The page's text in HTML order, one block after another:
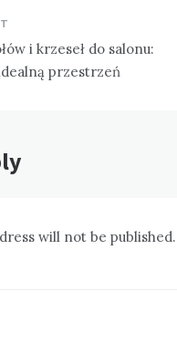
i krzeseł do salonu:
przestrzeń
will not be